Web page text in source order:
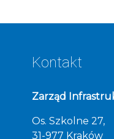
Kontakt
Zarząd
Os. Szkolne 27,
31-977 Kraków